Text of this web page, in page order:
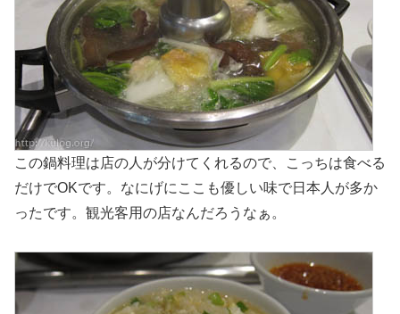
この鍋料理は店の人が分けてくれるので、こっちは食べる
だけでOKです。なにげにここも優しい味で日本人が多か
ったです。観光客用の店なんだろうなぁ。